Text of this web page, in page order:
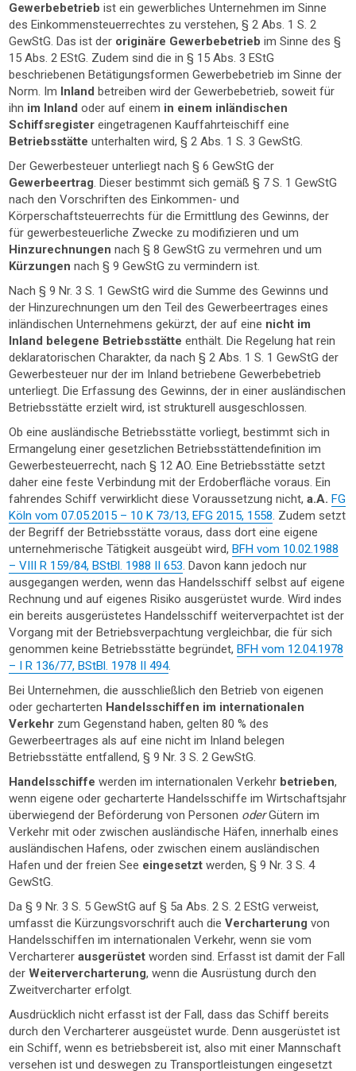
Gewerbebetriebist ein gewerbliches Unternehmen im Sinne
des Einkommensteuerrechtes zu verstehen, § 2 Abs. 1 S. 2
GewStG. Das ist der originäre Gewerbebetrieb im Sinne des §
15 Abs. 2 EStG. Zudem sind die in § 15 Abs. 3 EStG
beschriebenen Betätigungsformen Gewerbebetrieb im Sinne der
Norm. Im Inland betreiben wird der Gewerbebetrieb, soweit für
ihn im Inland oder auf einem in einem inländischen
Schiffsregister eingetragenen Kauffahrteischiff eine
Betriebsstätteunterhalten wird, § 2 Abs. 1 S. 3 GewStG.
Der Gewerbesteuer unterliegt nach § 6 GewStG der
Gewerbeertrag. Dieser bestimmt sich gemäß § 7 S. 1 GewStG
nach den Vorschriften des Einkommen- und
Körperschaftsteuerrechts für die Ermittlung des Gewinns, der
für gewerbesteuerliche Zwecke zu modifizieren und um
Hinzurechnungennach § 8 GewStG zu vermehren und um
Kürzungennach § 9 GewStG zu vermindern ist.
Nach § 9 Nr. 3 S. 1 GewStG wird die Summe des Gewinns und
der Hinzurechnungen um den Teil des Gewerbeertrages eines
inländischen Unternehmens gekürzt, der auf eine nicht im
Inland belegene Betriebsstätte enthält. Die Regelung hat rein
deklaratorischen Charakter, da nach § 2 Abs. 1 S. 1 GewStG der
Gewerbesteuer nur der im Inland betriebene Gewerbebetrieb
unterliegt. Die Erfassung des Gewinns, der in einer ausländischen
Betriebsstätte erzielt wird, ist strukturell ausgeschlossen.
Ob eine ausländische Betriebsstätte vorliegt, bestimmt sich in
Ermangelung einer gesetzlichen Betriebsstättendefinition im
Gewerbesteuerrecht, nach § 12 AO. Eine Betriebsstätte setzt
daher eine feste Verbindung mit der Erdoberfläche voraus. Ein
fahrendes Schiff verwirklicht diese Voraussetzung nicht,a.A. FG
Köln vom 07.05.2015 – 10 K 73/13, EFG 2015, 1558. Zudem setzt
der Begriff der Betriebsstätte voraus, dass dort eine eigene
unternehmerische Tätigkeit ausgeübt wird, BFH vom 10.02.1988
– VIII R 159/84, BStBl. 1988 II 653. Davon kann jedoch nur
ausgegangen werden, wenn das Handelsschiff selbst auf eigene
Rechnung und auf eigenes Risiko ausgerüstet wurde. Wird indes
ein bereits ausgerüstetes Handelsschiff weiterverpachtet ist der
Vorgang mit der Betriebsverpachtung vergleichbar, die für sich
genommen keine Betriebsstätte begründet, BFH vom 12.04.1978
– I R 136/77, BStBl. 1978 II 494.
Bei Unternehmen, die ausschließlich den Betrieb von eigenen
oder gecharterten Handelsschiffen im internationalen
Verkehr zum Gegenstand haben, gelten 80 % des
Gewerbeertrages als auf eine nicht im Inland belegen
Betriebsstätte entfallend, § 9 Nr. 3 S. 2 GewStG.
Handelsschiffewerden im internationalen Verkehr betrieben,
wenn eigene oder gecharterte Handelsschiffe im Wirtschaftsjahr
überwiegend der Beförderung von Personen oderGütern im
Verkehr mit oder zwischen ausländische Häfen, innerhalb eines
ausländischen Hafens, oder zwischen einem ausländischen
Hafen und der freien See eingesetztwerden, § 9 Nr. 3 S. 4
GewStG.
Da § 9 Nr. 3 S. 5 GewStG auf § 5a Abs. 2 S. 2 EStG verweist,
umfasst die Kürzungsvorschrift auch dieVercharterungvon
Handelsschiffen im internationalen Verkehr, wenn sie vom
Verchartererausgerüstetworden sind. Erfasst ist damit der Fall
derWeitervercharterung, wenn die Ausrüstung durch den
Zweitvercharter erfolgt.
Ausdrücklich nicht erfasst ist der Fall, dass das Schiff bereits
durch den Vercharterer ausgeüstet wurde. Denn ausgerüstet ist
ein Schiff, wenn es betriebsbereit ist, also mit einer Mannschaft
versehen ist und deswegen zu Transportleistungen eingesetzt